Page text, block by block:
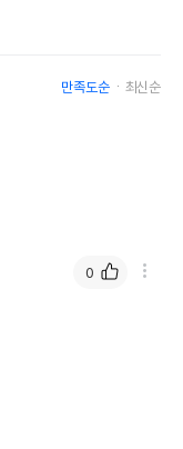
만족도순 최신순
0